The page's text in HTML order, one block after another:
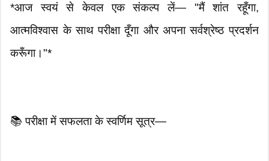
*आज स्वयं से केवल एक संकल्प लें— "मैं शांत रहूँगा,
आत्मविश्वास के साथ परीक्षा दूँगा और अपना सर्वश्रेष्ठ प्रदर्शन
करूँगा।"*
📚 परीक्षा में सफलता के स्वर्णिम सूत्र—